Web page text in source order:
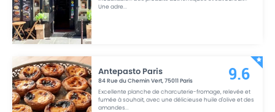
Une adre...
Antepasto Paris
84 Rue du Chemin Vert,75011Paris
Excellente planche de charcuterie-fromage, relevée et
fumée à souhait, avec une délicieuse huile d'olive et des
amandes...
9.6